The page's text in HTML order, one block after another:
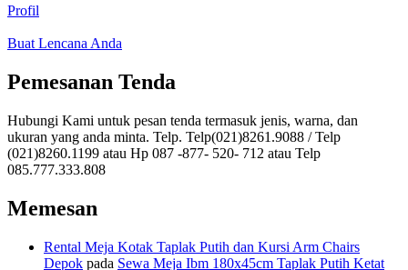
Profil
Buat Lencana Anda
Pemesanan Tenda
Hubungi Kami untuk pesan tenda termasuk jenis, warna, dan
ukuran yang anda minta. Telp. Telp(021)8261.9088 / Telp
(021)8260.1199 atau Hp 087 -877- 520- 712 atau Telp
085.777.333.808
Memesan
Rental Meja Kotak Taplak Putih dan Kursi Arm Chairs
Depok pada Sewa Meja Ibm 180x45cm Taplak Putih Ketat